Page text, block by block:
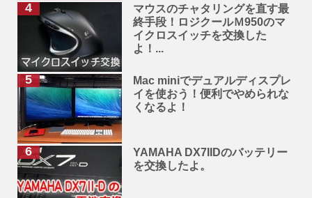
マウスのチャタリングを直す最
終手段！ロジクールＭ950のマ
イクロスイッチを交換した
よ！...
Mac miniでデュアルディスプレ
イを使おう！便利でやめられな
くなるよ！
YAMAHA DX7IIDのバッテリー
を交換したよ。